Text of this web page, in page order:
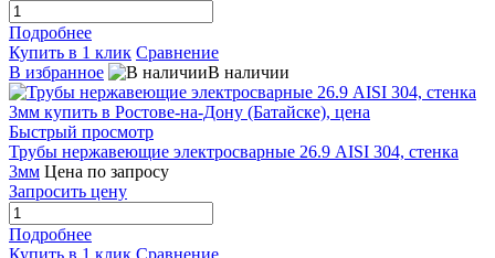
Подробнее
Купить в 1 клик Сравнение
В избранное
В наличии
Быстрый просмотр
Трубы нержавеющие электросварные 26.9 AISI 304, стенка
3мм Цена по запросу
Запросить цену
Подробнее
Купить в 1 клик Сравнение